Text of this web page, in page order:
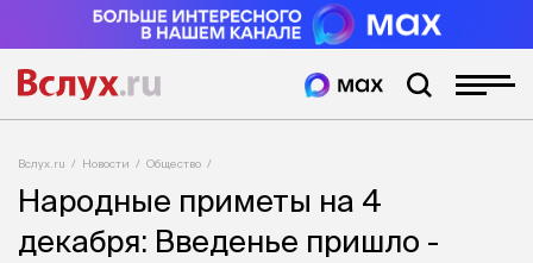
Вслух.ru Новости Общество
Народные приметы на 4
декабря: Введенье пришло -